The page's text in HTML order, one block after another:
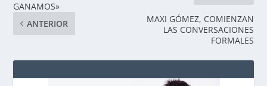
GANAMOS»
ANTERIOR
MAXI GÓMEZ, COMIENZAN
LAS CONVERSACIONES
FORMALES